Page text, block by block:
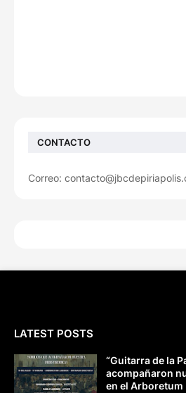
CONTACTO
Correo:
LATEST POSTS
“Guitarra de la
acompañaron
en el Arboretum